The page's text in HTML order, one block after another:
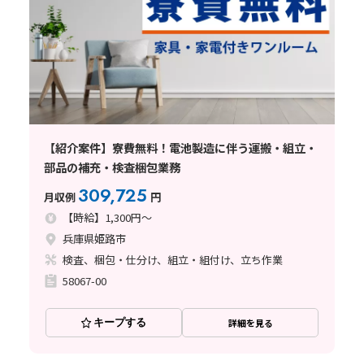
【紹介案件】寮費無料！電池製造に伴う運搬・組立・
部品の補充・検査梱包業務
月収例 309,725 円
【時給】1,300円～
兵庫県姫路市
検査、梱包・仕分け、組立・組付け、立ち作業
58067-00
キープする 詳細を見る